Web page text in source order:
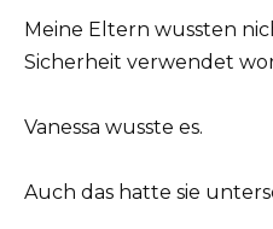
Meine Eltern wussten
Sicherheit verwendet
Vanessa wusste es.
Auch das hatte sie